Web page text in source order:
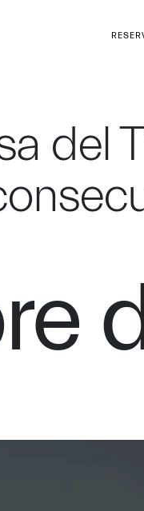
del